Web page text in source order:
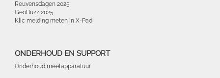
Reuvensdagen 2025
GeoBuzz 2025
Klic melding meten in X-Pad
ONDERHOUD EN SUPPORT
Onderhoud meetapparatuur